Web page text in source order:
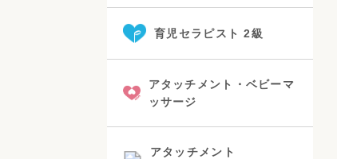
育児セラピスト 2級
アタッチメント・ベビーマ
ッサージ
アタッチメント